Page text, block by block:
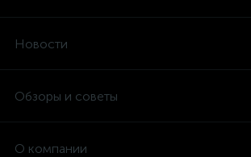
Новости
Обзоры и советы
О компании